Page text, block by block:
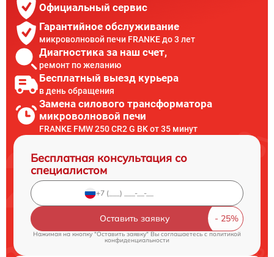
Официальный сервис
Гарантийное обслуживание
микроволновой печи FRANKE до 3 лет
Диагностика за наш счет,
ремонт по желанию
Бесплатный выезд курьера
в день обращения
Замена силового трансформатора
микроволновой печи
FRANKE FMW 250 CR2 G BK от 35 минут
Бесплатная консультация со
специалистом
Оставить заявку
Нажимая на кнопку "Оставить заявку" Вы соглашаетесь cполитикой
конфиденциальности